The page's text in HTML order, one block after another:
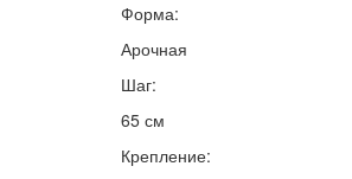
Форма:
Арочная
Шаг:
65 см
Крепление: